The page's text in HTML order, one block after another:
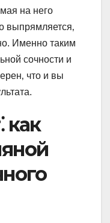
на него
выпрямляется‚
Именно таким
сочности и
что и вы
как